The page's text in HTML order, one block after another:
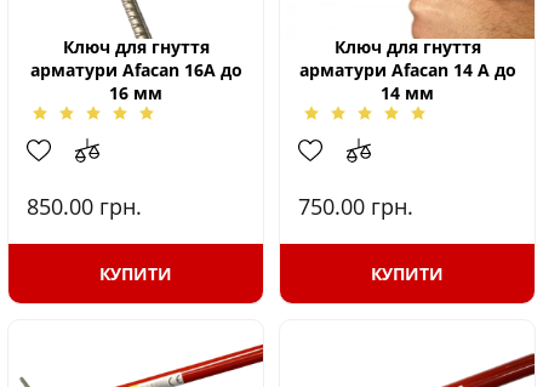
Ключ для гнуття
арматури Afacan 16А до
16 мм
850.00 грн.
КУПИТИ
Ключ для гнуття
арматури Afacan 14 А до
14 мм
750.00 грн.
КУПИТИ